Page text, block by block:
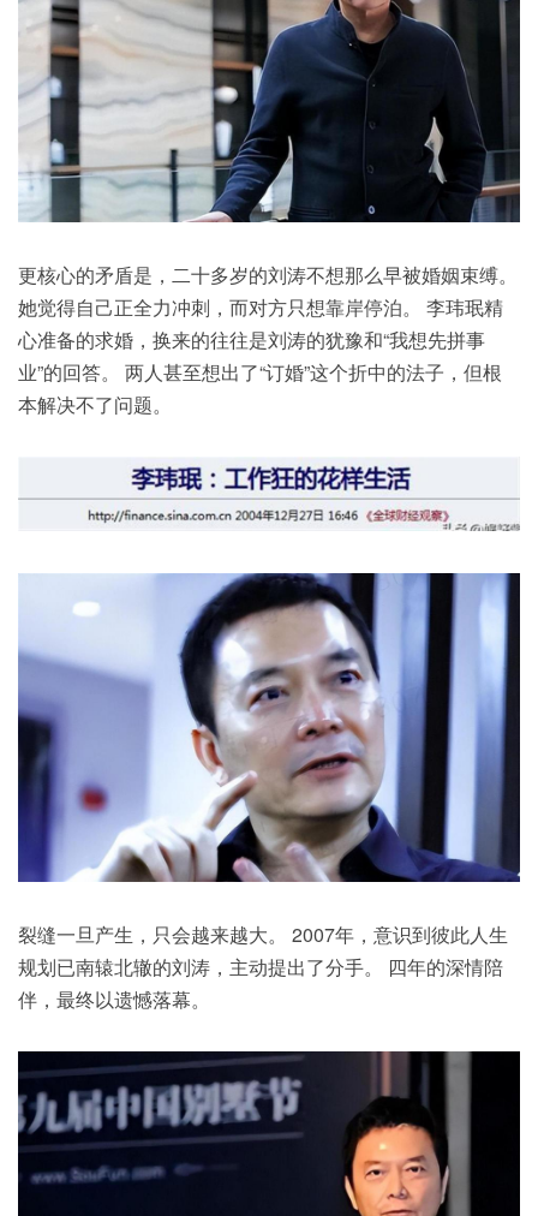
更核心的矛盾是，二十多岁的刘涛不想那么早被婚姻束缚。
她觉得自己正全力冲刺，而对方只想靠岸停泊。 李玮珉精
心准备的求婚，换来的往往是刘涛的犹豫和“我想先拼事
业”的回答。 两人甚至想出了“订婚”这个折中的法子，但根
本解决不了问题。
裂缝一旦产生，只会越来越大。 2007年，意识到彼此人生
规划已南辕北辙的刘涛，主动提出了分手。 四年的深情陪
伴，最终以遗憾落幕。